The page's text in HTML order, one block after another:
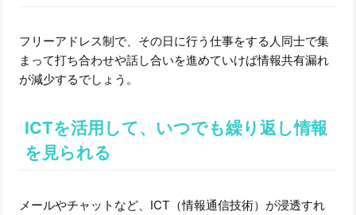
フリーアドレス制で、その日に行う仕事をする人同士で集
まって打ち合わせや話し合いを進めていけば情報共有漏れ
が減少するでしょう。
ICTを活用して、いつでも繰り返し情報
を見られる
メールやチャットなど、ICT（情報通信技術）が浸透すれ